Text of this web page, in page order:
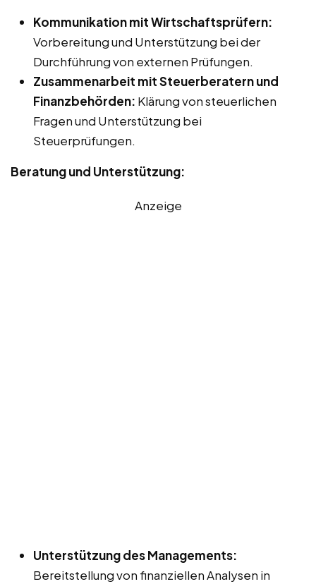
Kommunikation mit Wirtschaftsprüfern:
Vorbereitung und Unterstützung bei der
Durchführung von externen Prüfungen.
Zusammenarbeit mit Steuerberatern und
Finanzbehörden: Klärung von steuerlichen
Fragen und Unterstützung bei
Steuerprüfungen.
Beratung und Unterstützung:
Anzeige
Unterstützung des Managements:
Bereitstellung von finanziellen Analysen in